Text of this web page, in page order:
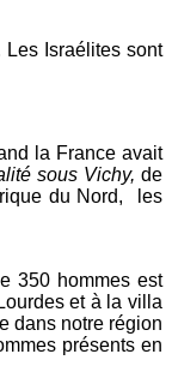
Les Israélites sont
la France avait
sous Vichy, de
du Nord, les
350 hommes est
et à la villa
dans notre région
présents en